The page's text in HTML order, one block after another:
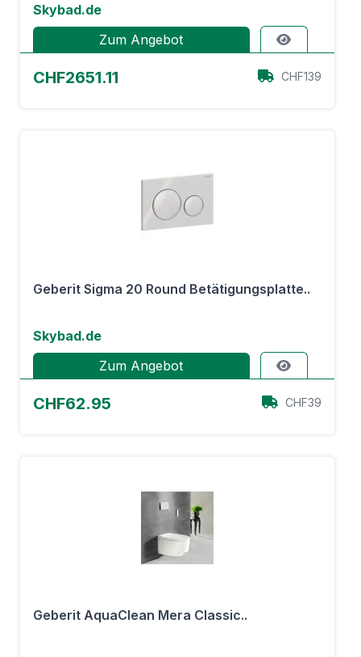
Skybad.de
Zum Angebot
CHF2651.11 CHF139
Geberit Sigma 20 Round Betätigungsplatte..
Skybad.de
Zum Angebot
CHF62.95 CHF39
Geberit AquaClean Mera Classic..